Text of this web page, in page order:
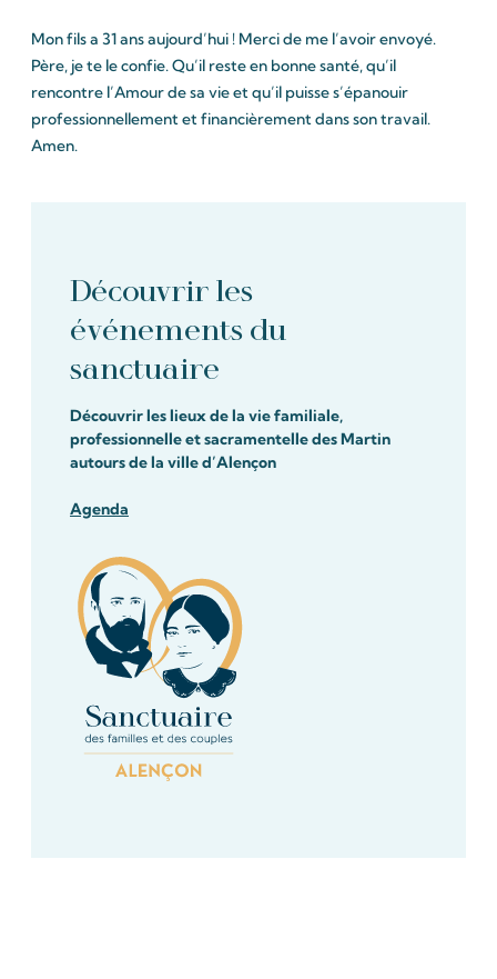
Mon fils a 31 ans aujourd’hui ! Merci de me l’avoir envoyé.
Père, je te le confie. Qu’il reste en bonne santé, qu’il
rencontre l’Amour de sa vie et qu’il puisse s’épanouir
professionnellement et financièrement dans son travail.
Amen.
Découvrir les
événements du
sanctuaire
Découvrir les lieux de la vie familiale,
professionnelle et sacramentelle des Martin
autours de la ville d’Alençon
Agenda